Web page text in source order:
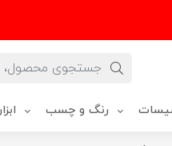
رنگ و چسب